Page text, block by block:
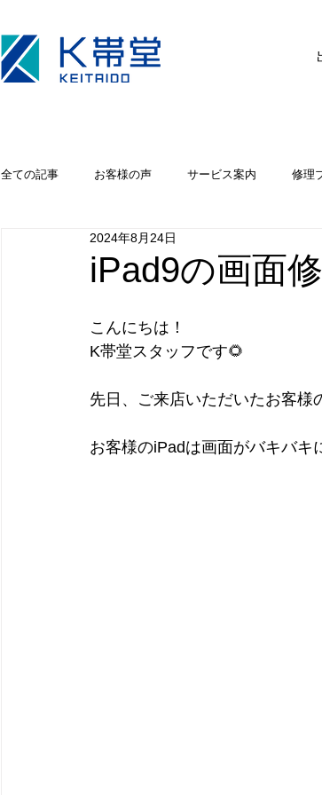
全ての記事 お客様の声 サービス案内 修理
キャンペーン iPhoneカメラ修理
iPad9の画面
2024年8月24日
こんにちは！
K帯堂スタッフです🌻
先日、ご来店いただいたお客様
お客様のiPadは画面がバキバキ